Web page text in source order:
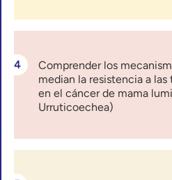
Comprender los
median la resistencia a
en el cáncer de mama
Urruticoechea)